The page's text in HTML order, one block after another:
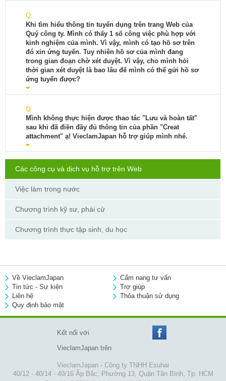
Q:
Khi tìm hiểu thông tin tuyển dụng trên trang Web của
Quý công ty. Mình có thấy 1 số công việc phù hợp với
kinh nghiệm của mình. Vì vậy, mình có tạo hồ sơ trên
đó xin ứng tuyển. Tuy nhiên hồ sơ của mình đang
trong gian đoạn chờ xét duyệt. Vì vậy, cho mình hỏi
thời gian xét duyệt là bao lâu để mình có thể gửi hồ sơ
ứng tuyển được?
Q:
Mình không thực hiện được thao tác "Lưu và hoàn tất"
sau khi đã điền đầy đủ thông tin của phần "Creat
attachment" ạ! VieclamJapan hỗ trợ giúp mình nhé.
Các công cụ và dịch vụ hỗ trợ trên Web
Việc làm trong nước
Chương trình kỹ sư, phái cử
Chương trình thực tập sinh, du học
Về VieclamJapan
Cẩm nang tư vấn
Tin tức - Sự kiện
Trợ giúp
Liên hệ
Thỏa thuận sử dụng
Quy định bảo mật
Kết nối với
VieclamJapan trên
VieclamJapan - Công ty TNHH Esuhai
40/12 - 40/14 - 40/16 Ấp Bắc, Phường 13, Quận Tân Bình, Tp. HCM